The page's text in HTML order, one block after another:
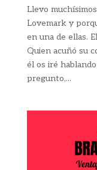
Llevo
Lovemark y
en una de ellas.
Quien acuñó su
él os iré
pregunto,...